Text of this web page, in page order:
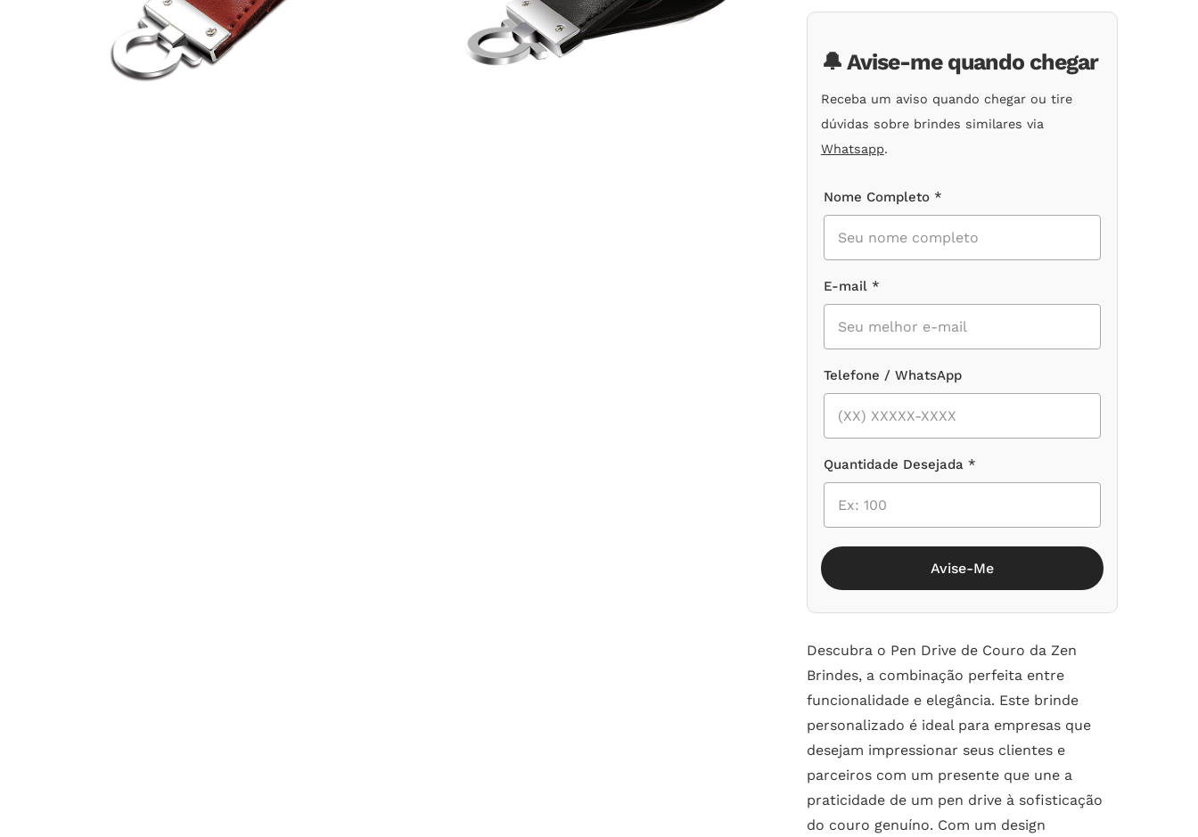
clientes
🔔 Avise-me quando chegar
Receba um aviso quando chegar ou tire
dúvidas sobre brindes similares via
Whatsapp.
Nome Completo *
E-mail *
Telefone / WhatsApp
Quantidade Desejada *
Avise-Me
Descubra o Pen Drive de Couro da Zen
Brindes, a combinação perfeita entre
funcionalidade e elegância. Este brinde
personalizado é ideal para empresas que
desejam impressionar seus clientes e
parceiros com um presente que une a
praticidade de um pen drive à sofisticação
do couro genuíno. Com um design